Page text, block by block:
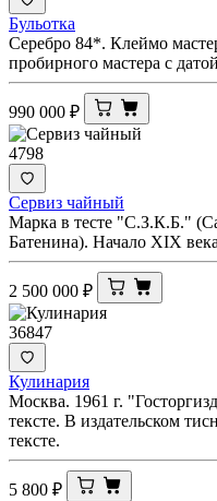
Бульотка
Серебро 84*. Клеймо
пробирного мастера с
990 000 ₽
4798
Сервиз чайный
Марка в тесте "С.З.К.Б."
Батенина). Начало XIX
2 500 000 ₽
36847
Кулинария
Москва. 1961 г.
тексте. В издательском
тексте.
5 800 ₽